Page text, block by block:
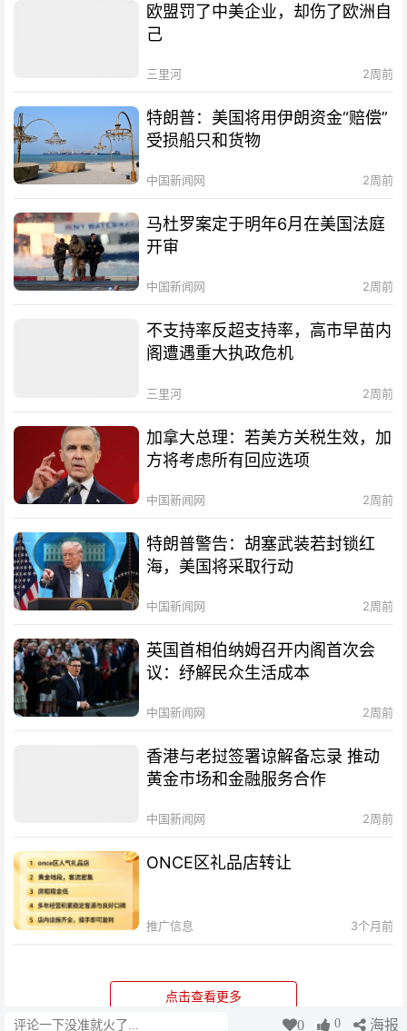
评论 0 0 海报
欧盟罚了中美企业，却伤了欧洲自
己
三里河 2周前
特朗普：美国将用伊朗资金“赔偿”
受损船只和货物
中国新闻网 2周前
马杜罗案定于明年6月在美国法庭
开审
中国新闻网 2周前
不支持率反超支持率，高市早苗内
阁遭遇重大执政危机
三里河 2周前
加拿大总理：若美方关税生效，加
方将考虑所有回应选项
中国新闻网 2周前
特朗普警告：胡塞武装若封锁红
海，美国将采取行动
中国新闻网 2周前
英国首相伯纳姆召开内阁首次会
议：纾解民众生活成本
中国新闻网 2周前
香港与老挝签署谅解备忘录 推动
黄金市场和金融服务合作
中国新闻网 2周前
ONCE区礼品店转让
推广信息 3个月前
点击查看更多